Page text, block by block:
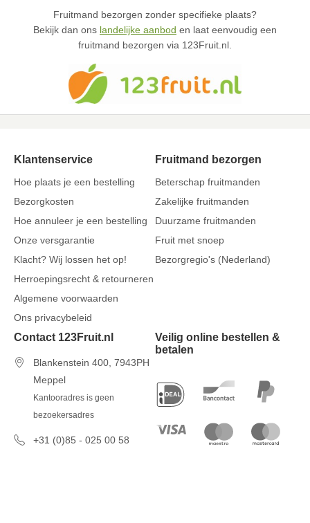
Fruitmand bezorgen zonder specifieke plaats?
Bekijk dan ons landelijke aanbod en laat eenvoudig een
fruitmand bezorgen via 123Fruit.nl.
Klantenservice
Hoe plaats je een bestelling
Bezorgkosten
Hoe annuleer je een bestelling
Onze versgarantie
Klacht? Wij lossen het op!
Herroepingsrecht & retourneren
Algemene voorwaarden
Ons privacybeleid
Fruitmand bezorgen
Beterschap fruitmanden
Zakelijke fruitmanden
Duurzame fruitmanden
Fruit met snoep
Bezorgregio's (Nederland)
Contact 123Fruit.nl
Blankenstein 400, 7943PH
Meppel
Kantooradres is geen
bezoekersadres
+31 (0)85 - 025 00 58
Veilig online bestellen &
betalen